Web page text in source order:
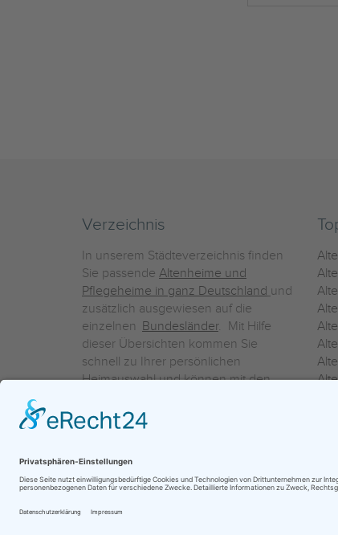
Verzeichnis
In unserem Städteverzeichnis finden
Sie passende Altenheime und
Pflegeheime in ganz Deutschland und
zusätzlich ausgewiesen auf die
einzelnen Bundesländer. Mit Hilfe
dieser Übersichten kommen Sie
schnell zu Ihrer persönlichen
Heimauswahl und können mit den
einzelnen Häuser Leistungsvergleiche
vornehmen.